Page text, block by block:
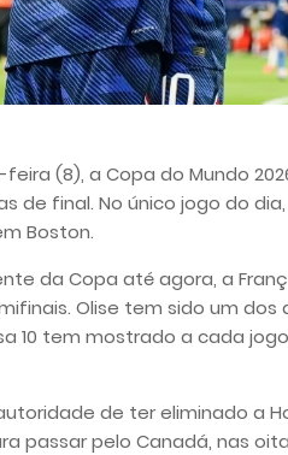
(8), a Copa do Mundo
de final. No único jogo do
Boston.
da Copa até agora, a
Olise tem sido um dos
10 tem mostrado a cada
de ter eliminado a
passar pelo Canadá, nas